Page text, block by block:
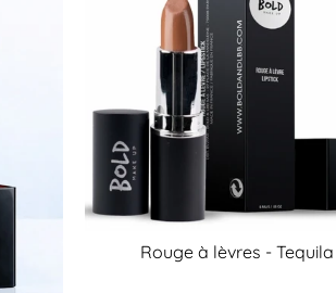
Rouge à lèvres - Tequila